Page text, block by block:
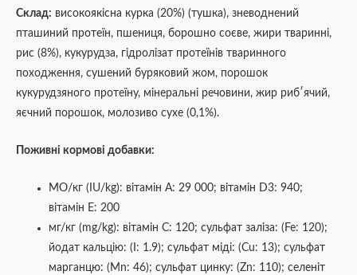
Склад: високоякісна курка (20%) (тушка), зневоднений
пташиний протеїн, пшениця, борошно соєве, жири тваринні,
рис (8%), кукурудза, гідролізат протеїнів тваринного
походження, сушений буряковий жом, порошок
кукурудзяного протеїну, мінеральні речовини, жир риб′ячий,
яєчний порошок, молозиво сухе (0,1%).
Поживні кормові добавки:
МО/кг (IU/kg): вітамін А: 29 000; вітамін D3: 940;
вітамін Е: 200
мг/кг (mg/kg): вітамін С: 120; сульфат заліза: (Fe: 120);
йодат кальцію: (I: 1.9); сульфат міді: (Cu: 13); сульфат
марганцю: (Mn: 46); сульфат цинку: (Zn: 110); селеніт